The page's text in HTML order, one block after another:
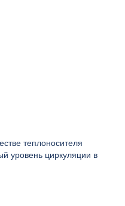
теплоносителя
уровень циркуляции в